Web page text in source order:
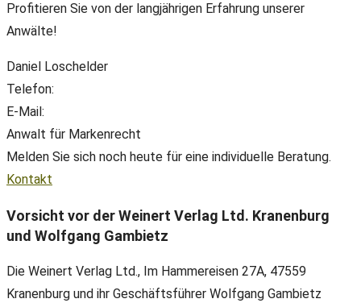
Profitieren Sie von der langjährigen Erfahrung unserer
Anwälte!
Daniel Loschelder
Telefon:
E-Mail:
Anwalt für Markenrecht
Melden Sie sich noch heute für eine individuelle Beratung.
Kontakt
Vorsicht vor der Weinert Verlag Ltd. Kranenburg
und Wolfgang Gambietz
Die Weinert Verlag Ltd., Im Hammereisen 27A, 47559
Kranenburg und ihr Geschäftsführer Wolfgang Gambietz